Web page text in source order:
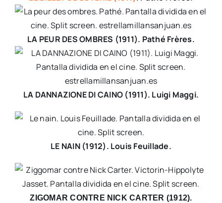
LA PEUR DES OMBRES (1911). Pathé Frères.
LA DANNAZIONE DI CAINO (1911). Luigi Maggi.
LE NAIN (1912). Louis Feuillade.
ZIGOMAR CONTRE NICK CARTER (1912).